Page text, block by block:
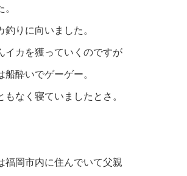
りに向いました。
イカを獲っていくのですが
酔いでゲーゲー。
なく寝ていましたとさ。
福岡市内に住んでいて父親